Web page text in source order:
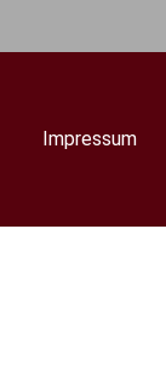
Footer
Impressum